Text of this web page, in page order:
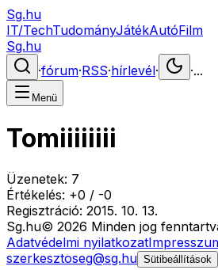
Sg.hu
IT/TechTudományJátékAutóFilm
Sg.hu
·fórum·RSS·hírlevél· ·...
Menü
Tomiiiiiiii
Üzenetek: 7
Értékelés: +0 / -0
Regisztráció: 2015. 10. 13.
Sg.hu© 2026 Minden jog
Adatvédelmi nyilatkozat
szerkesztoseg@sg.hu Sütibeállítások